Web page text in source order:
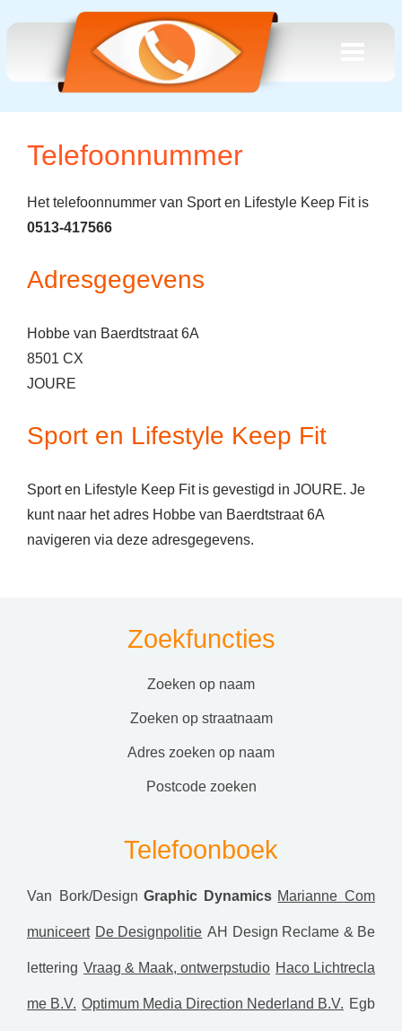
Telefoonnummer
Het telefoonnummer van Sport en Lifestyle Keep Fit is
0513-417566
Adresgegevens
Hobbe van Baerdtstraat 6A
8501 CX
JOURE
Sport en Lifestyle Keep Fit
Sport en Lifestyle Keep Fit is gevestigd in JOURE. Je
kunt naar het adres Hobbe van Baerdtstraat 6A
navigeren via deze adresgegevens.
Zoekfuncties
zoeken op naam
zoeken op straatnaam
adres zoeken op naam
postcode zoeken
Telefoonboek
Van Bork/Design Graphic Dynamics Marianne Com
municeert De Designpolitie AH Design Reclame & Be
lettering Vraag & Maak, ontwerpstudio Haco Lichtrecla
me B.V. Optimum Media Direction Nederland B.V. Egb